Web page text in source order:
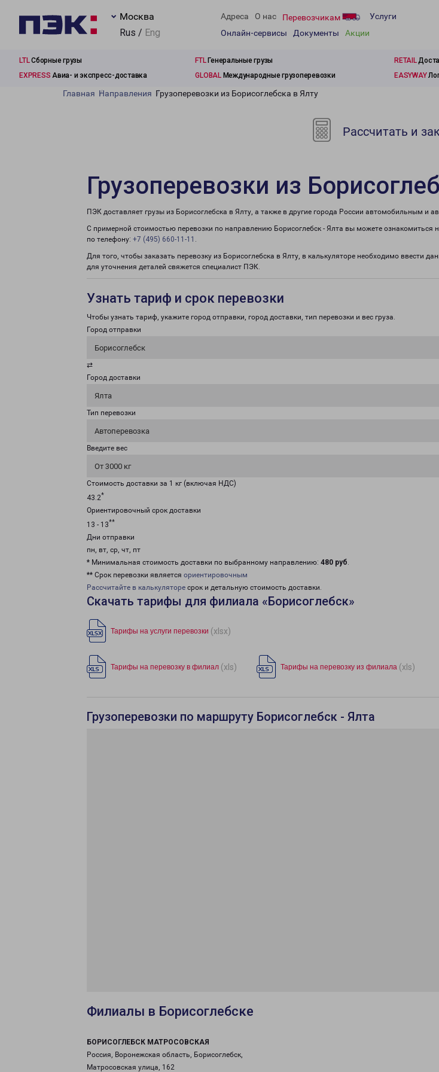
Москва
Rus / Eng
Адреса О нас Перевозчикам
Услуги
Онлайн-сервисы
Документы Акции
LTLСборные грузы FTLГенеральные грузы RETAIL
EXPRESS Авиа- и экспресс-доставка GLOBALМеждународные грузоперевозки EASYWAY
Главная Направления Грузоперевозки из Борисоглебска в Ялту
Рассчитать и
Грузоперевозки из
ПЭК доставляет грузы из Борисоглебска в Ялту, а также в другие города России автомобильным и
С примерной стоимостью перевозки по направлению Борисоглебск - Ялта вы можете
по телефону: +7 (495) 660-11-11 .
Для того, чтобы заказать перевозку из Борисоглебска в Ялту, в калькуляторе необходимо ввести
для уточнения деталей свяжется специалист ПЭК.
Узнать тариф и срок перевозки
Чтобы узнать тариф, укажите город отправки, город доставки, тип перевозки и вес груза.
Город отправки
Борисоглебск
⇄
Город доставки
Ялта
Тип перевозки
Автоперевозка
Введите вес
От 3000 кг
Стоимость доставки за 1 кг (включая НДС)
43.2*
Ориентировочный срок доставки
13 - 13**
Дни отправки
пн, вт, ср, чт, пт
* Минимальная стоимость доставки по выбранному направлению: 480 руб.
** Срок перевозки является ориентировочным
Рассчитайте в калькуляторе срок и детальную стоимость доставки.
Скачать тарифы для филиала «Борисоглебск»
Тарифы на услуги перевозки (xlsx)
Тарифы на перевозку в филиал (xls) Тарифы на перевозку из филиала (xls)
Грузоперевозки по маршруту Борисоглебск - Ялта
Филиалы в Борисоглебске
БОРИСОГЛЕБСК МАТРОСОВСКАЯ
Россия, Воронежская область, Борисоглебск,
Матросовская улица, 162